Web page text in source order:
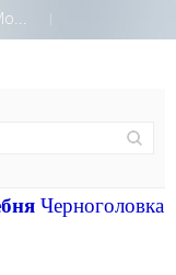
Черноголовка